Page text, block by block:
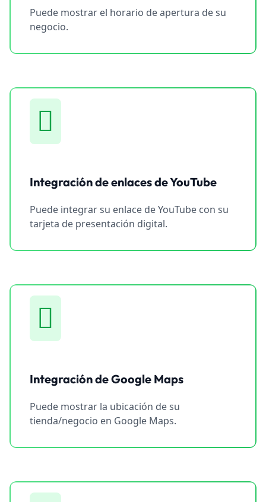
Puede mostrar el horario de apertura de su
negocio.
Integración de enlaces de YouTube
Puede integrar su enlace de YouTube con su
tarjeta de presentación digital.
Integración de Google Maps
Puede mostrar la ubicación de su
tienda/negocio en Google Maps.